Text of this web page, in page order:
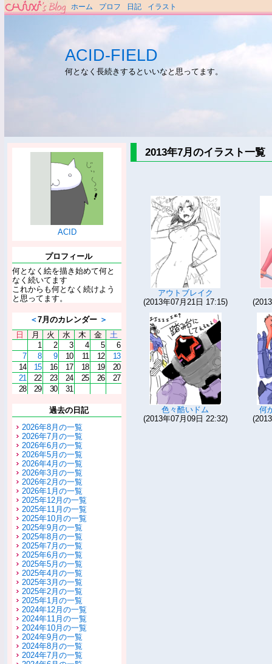
ホーム プロフ 日記 イラスト
ACID-FIELD
何となく長続きするといいなと思ってます。
ACID
プロフィール
何となく絵を描き始めて何と
なく続いてます
これからも何となく続けよう
と思ってます。
＜7月のカレンダー ＞
日
月 火 水 木 金
土
1
2 3 4 5
6
7
8 9 10 11 12
13
14
15 16 17 18 19
20
21
22 23 24 25 26
27
28
29 30 31
過去の日記
2026年8月の一覧
2026年7月の一覧
2026年6月の一覧
2026年5月の一覧
2026年4月の一覧
2026年3月の一覧
2026年2月の一覧
2026年1月の一覧
2025年12月の一覧
2025年11月の一覧
2025年10月の一覧
2025年9月の一覧
2025年8月の一覧
2025年7月の一覧
2025年6月の一覧
2025年5月の一覧
2025年4月の一覧
2025年3月の一覧
2025年2月の一覧
2025年1月の一覧
2024年12月の一覧
2024年11月の一覧
2024年10月の一覧
2024年9月の一覧
2024年8月の一覧
2024年7月の一覧
2013年7月のイラスト一覧
アウトブレイク
(2013年07月21日 17:15)
色々酷いドム
(2013年07月09日 22:32)
何